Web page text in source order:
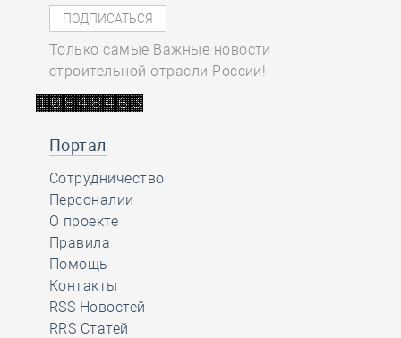
Только самые Важные новости
строительной отрасли России!
Портал
Сотрудничество
Персоналии
О проекте
Правила
Помощь
Контакты
RSS Новостей
RRS Статей